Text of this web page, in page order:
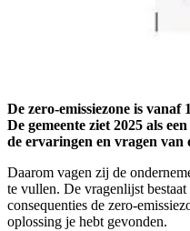
De zero-emissiezone is
De gemeente ziet 2025 als
de ervaringen en vragen van
Daarom vagen zij de
te vullen. De vragenlijst
consequenties de zero-
oplossing je hebt gevonden.